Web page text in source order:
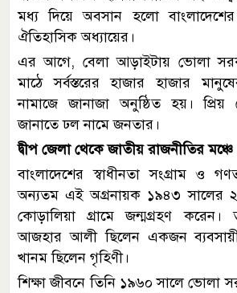
মধ্য দিয়ে অবসান হলো
ঐতিহাসিক অধ্যায়ের।
এর আগে, বেলা আড়াইটায় ভোলা
মাঠে সর্বস্তরের হাজার হাজার
নামাজে জানাজা অনুষ্ঠিত হয়। প্রিয়
জানাতে ঢল নামে জনতার।
দ্বীপ জেলা থেকে জাতীয় রাজনীতির মঞ্চে
বাংলাদেশের স্বাধীনতা সংগ্রাম ও
অন্যতম এই অগ্রনায়ক ১৯৪৩ সালের
কোড়ালিয়া গ্রামে জন্মগ্রহণ
আজহার আলী ছিলেন একজন
খানম ছিলেন গৃহিণী।
শিক্ষা জীবনে তিনি ১৯৬০ সালে ভোলা